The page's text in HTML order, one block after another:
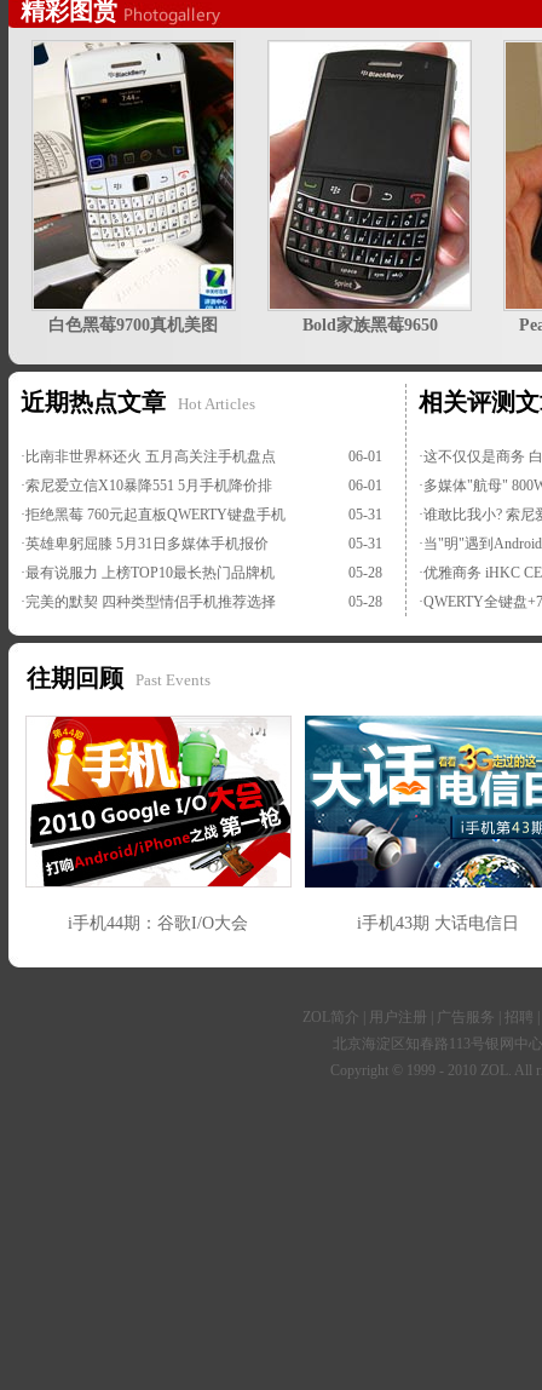
精彩图赏
白色黑莓9700真机美图 Bold家族黑莓9650
近期热点文章 Hot Articles
· 比南非世界杯还火 五月高关注手机盘点
06-01
·索尼爱立信X10暴降551 5月手机降价排
06-01
·拒绝黑莓 760元起直板QWERTY键盘手机
05-31
·英雄卑躬屈膝 5月31日多媒体手机报价
05-31
·最有说服力 上榜TOP10最长热门品牌机
05-28
·完美的默契 四种类型情侣手机推荐选择 05-28
相关评测
·这不仅仅是商务
·多媒体"航母"
·谁敢比我小? 索尼
·当"明"遇到
·优雅商务 iHKC
·QWERTY全键盘
往期回顾 Past Events
i手机44期：谷歌I/O大会 i手机43期 大话电信日
ZOL简介 用户注册 广告服务 招聘
北京海淀区知春路113号银网中
Copyright © 1999 - 2010 ZOL. All